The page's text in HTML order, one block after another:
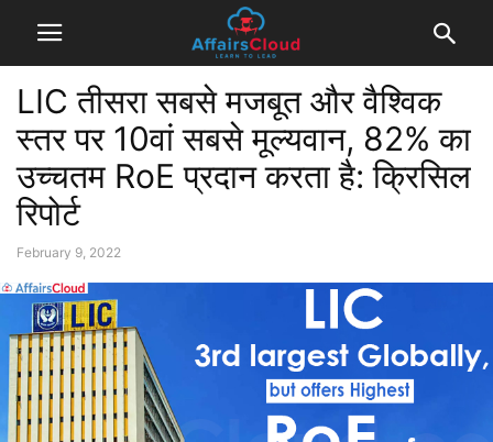
LIC तीसरा सबसे मजबूत और वैश्विक
स्तर पर 10वां सबसे मूल्यवान, 82% का
उच्चतम RoE प्रदान करता है: क्रिसिल
रिपोर्ट
February 9, 2022